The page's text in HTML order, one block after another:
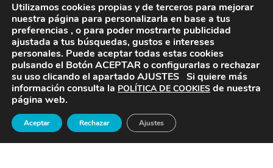
Utilizamos cookies propias y de terceros para mejorar
nuestra página para personalizarla en base a tus
preferencias , o para poder mostrarte publicidad
ajustada a tus búsquedas, gustos e intereses
personales. Puede aceptar todas estas cookies
pulsando el Botón ACEPTARo configurarlas o rechazar
su uso clicando el apartado AJUSTES Si quiere más
información consulta la POLÍTICA DE COOKIES de nuestra
página web.
Aceptar Rechazar Ajustes